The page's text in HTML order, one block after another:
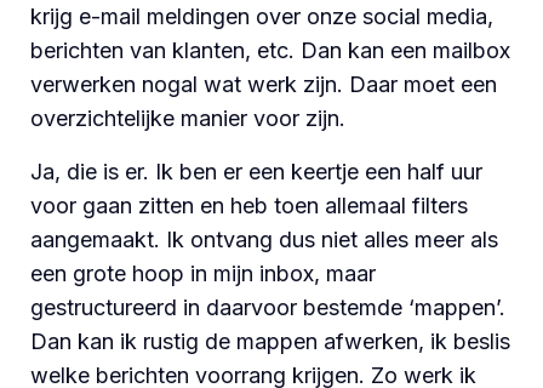
krijg e-mail meldingen over onze social media,
berichten van klanten, etc. Dan kan een mailbox
verwerken nogal wat werk zijn. Daar moet een
overzichtelijke manier voor zijn.
Ja, die is er. Ik ben er een keertje een half uur
voor gaan zitten en heb toen allemaal filters
aangemaakt. Ik ontvang dus niet alles meer als
een grote hoop in mijn inbox, maar
gestructureerd in daarvoor bestemde ‘mappen’.
Dan kan ik rustig de mappen afwerken, ik beslis
welke berichten voorrang krijgen. Zo werk ik